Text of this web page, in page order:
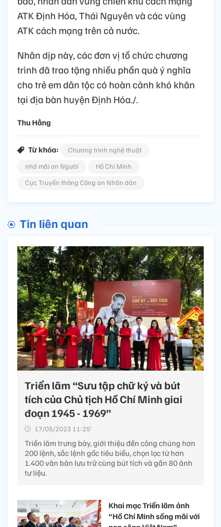
ATK Định Hóa, Thái Nguyên và các vùng
ATK cách mạng trên cả nước.
Nhân dịp này, các đơn vị tổ chức chương
trình đã trao tặng nhiều phần quà ý nghĩa
cho trẻ em dân tộc có hoàn cảnh khó khăn
tại địa bàn huyện Định Hóa./.
Thu Hằng
Từ khóa:
Chương trình nghệ thuật
nhớ mãi ơn Người
Hồ Chí Minh
Cục Truyền thông Công an Nhân dân
Tin liên quan
Triển lãm “Sưu tập chữ ký và bút
tích của Chủ tịch Hồ Chí Minh giai
đoạn 1945 - 1969”
17/05/2023 11:25’
Triển lãm trưng bày, giới thiệu đến công chúng hơn
200 lệnh, sắc lệnh gốc tiêu biểu, chọn lọc từ hơn
1.400 văn bản lưu trữ cùng bút tích và gần 80 ảnh
tư liệu.
Khai mạc Triển lãm ảnh
“Hồ Chí Minh sống mãi với